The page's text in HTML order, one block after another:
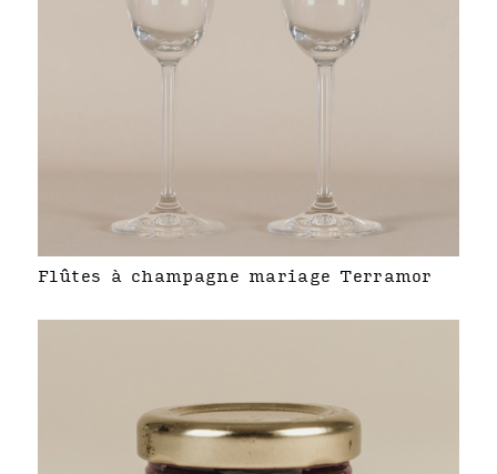
Flûtes à champagne mariage Terramor